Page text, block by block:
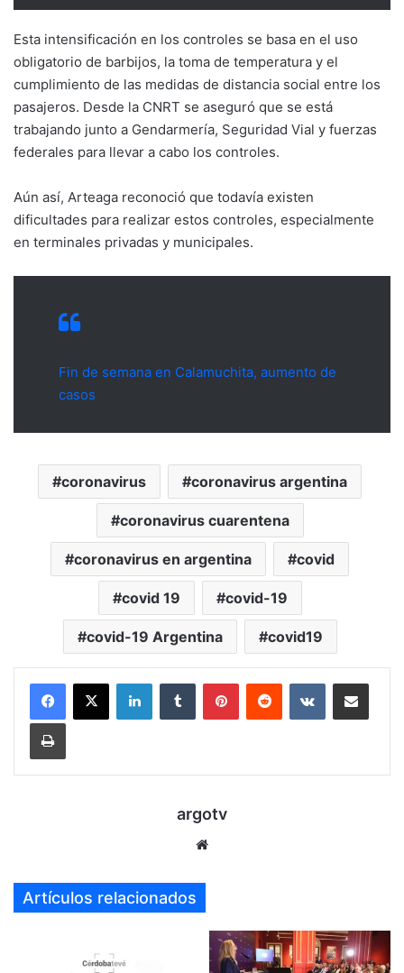
Esta intensificación en los controles se basa en el uso
obligatorio de barbijos, la toma de temperatura y el
cumplimiento de las medidas de distancia social entre los
pasajeros. Desde la CNRT se aseguró que se está
trabajando junto a Gendarmería, Seguridad Vial y fuerzas
federales para llevar a cabo los controles.
Aún así, Arteaga reconoció que todavía existen
dificultades para realizar estos controles, especialmente
en terminales privadas y municipales.
Fin de semana en Calamuchita, aumento de
casos
coronavirus coronavirus argentina
coronavirus cuarentena
coronavirus en argentina covid
covid 19 covid-19
covid-19 Argentina covid19
LinkedInTumblr PinterestReddit VKontakteCompartir por mail
Imprimir
argotv
Artículos relacionados